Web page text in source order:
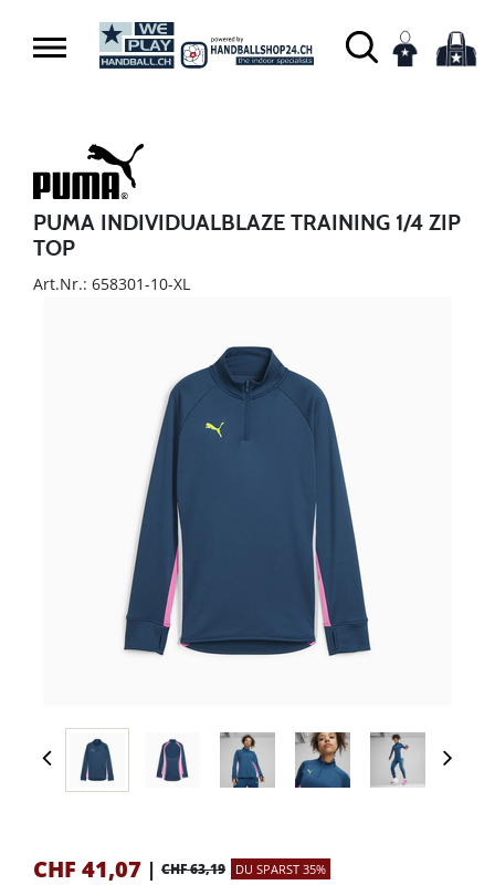
PUMA INDIVIDUALBLAZE TRAINING 1/4 ZIP
TOP
Art.Nr.: 658301-10-XL
CHF 41,07 | CHF 63,19 DU SPARST 35%